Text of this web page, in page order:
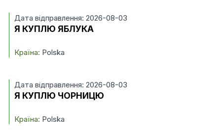
Дата відправлення: 2026-08-03
Я КУПЛЮ ЯБЛУКА
Країна: Polska
Дата відправлення: 2026-08-03
Я КУПЛЮ ЧОРНИЦЮ
Країна: Polska